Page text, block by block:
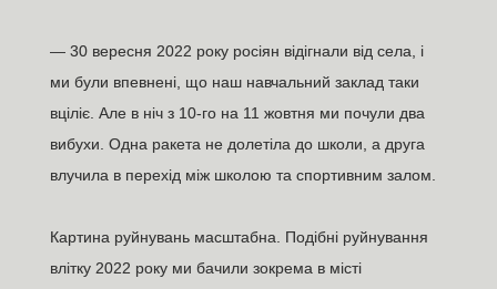
— 30 вересня 2022 року росіян відігнали від села, і
ми були впевнені, що наш навчальний заклад таки
вціліє. Але в ніч з 10-го на 11 жовтня ми почули два
вибухи. Одна ракета не долетіла до школи, а друга
влучила в перехід між школою та спортивним залом.
Картина руйнувань масштабна. Подібні руйнування
влітку 2022 року ми бачили зокрема в місті